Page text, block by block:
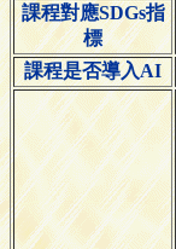
課程對應SDGs指
標
課程是否導入AI